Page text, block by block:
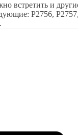
встретить и
P2756,